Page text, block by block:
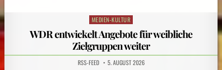
Posted
in
MEDIEN-KULTUR
WDR entwickelt Angebote für weibliche
Zielgruppen weiter
RSS-FEED 5. AUGUST 2026